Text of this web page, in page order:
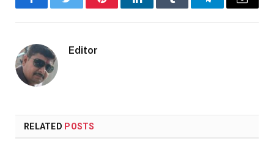
FacebookTwitter PinterestLinkedInTumblr TelegramEmail
Editor
RELATED POSTS